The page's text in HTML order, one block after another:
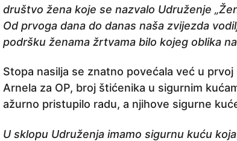
društvo žena koje se nazvalo Udruženje
Od prvoga dana do danas naša zvijezda
podršku ženama žrtvama bilo kojeg oblika
Stopa nasilja se znatno povećala već u
Arnela za OP, broj štićenika u sigurnim
ažurno pristupilo radu, a njihove sigurne
U sklopu Udruženja imamo sigurnu kuću